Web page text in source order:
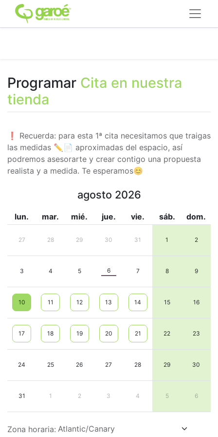
Programar Cita en nuestra
tienda
❗ Recuerda: para esta 1ª cita necesitamos que traigas
las medidas ✏📄 aproximadas del espacio, así
podremos asesorarte y crear contigo una propuesta
realista y a medida. Te esperamos😊
agosto 2026
lun. mar. mié. jue. vie. sáb. dom.
27 28 29 30 31 1 2
3 4 5 6 7 8 9
10 11 12 13 14 15 16
17 18 19 20 21 22 23
24 25 26 27 28 29 30
31 1 2 3 4 5 6
Zona horaria: